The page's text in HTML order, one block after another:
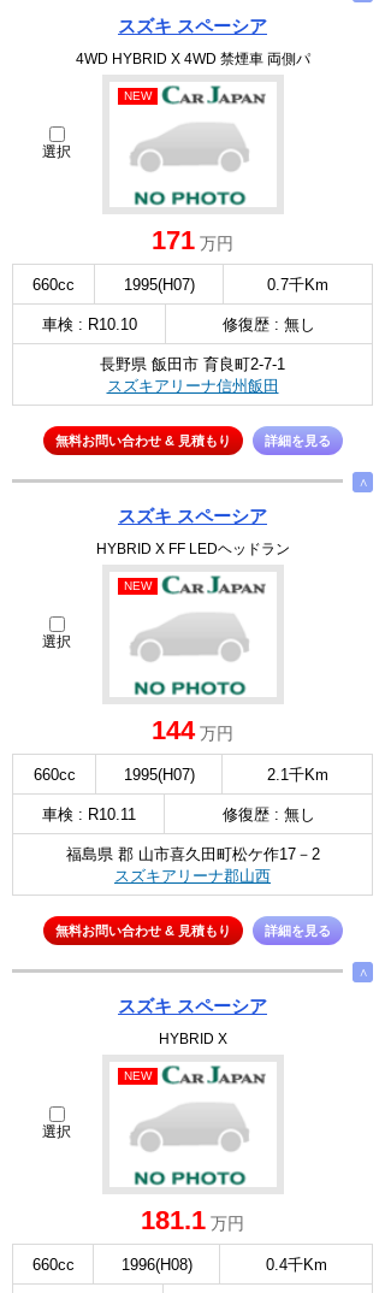
スズキ スペーシア
4WD HYBRID X 4WD 禁煙車 両側パ
選択
NEW
171 万円
660cc 1995(H07) 0.7千Km
車検 : R10.10 修復歴 : 無し
長野県 飯田市 育良町2-7-1
スズキアリーナ信州飯田
無料お問い合わせ & 見積もり 詳細を見る
∧
スズキ スペーシア
HYBRID X FF LEDヘッドラン
選択
NEW
144万円
660cc 1995(H07) 2.1千Km
車検 : R10.11 修復歴 : 無し
福島県 郡 山市喜久田町松ケ作17－2
スズキアリーナ郡山西
無料お問い合わせ & 見積もり 詳細を見る
∧
スズキ スペーシア
HYBRID X
選択
NEW
181.1 万円
660cc 1996(H08) 0.4千Km